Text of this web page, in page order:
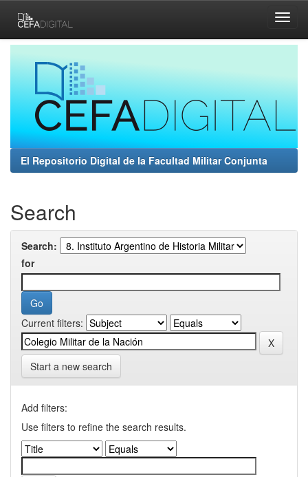
navigation
El Repositorio Digital de la Facultad Militar Conjunta
Search
Search:
for
Current filters:
Start a new search
Add filters:
Use filters to refine the search results.